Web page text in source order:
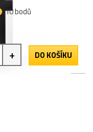
10 bodů
+ DO KOŠÍKU